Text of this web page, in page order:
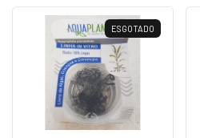
ESGOTADO